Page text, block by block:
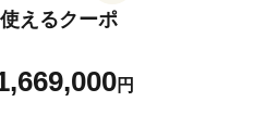
島民唯一
島での断水
えるクーポ
円